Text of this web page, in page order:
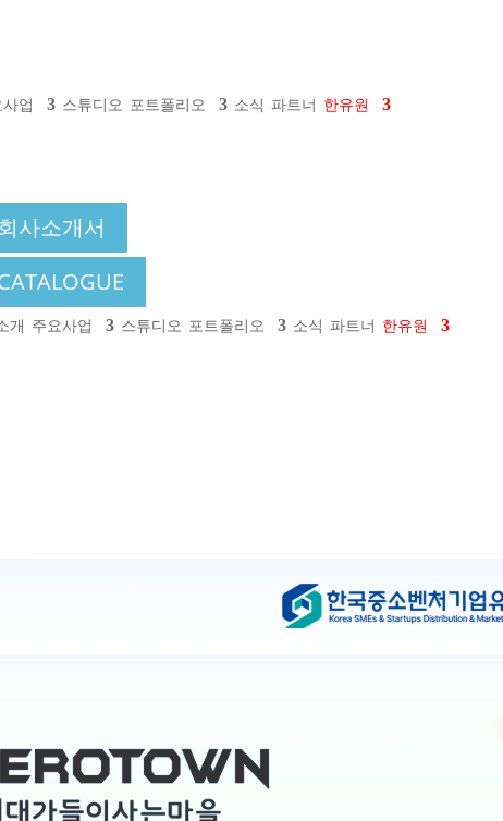
업 스튜디오 포트폴리오 소식 파트너 한유원
사소개서
개 주요사업 스튜디오 포트폴리오 소식 파트너 한유원